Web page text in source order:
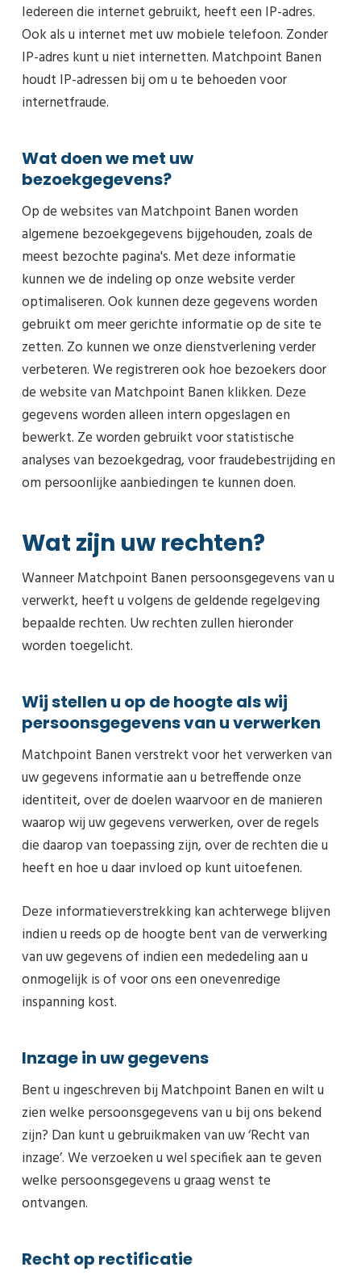
Iedereen die internet gebruikt, heeft een IP-adres.
Ook als u internet met uw mobiele telefoon. Zonder
IP-adres kunt u niet internetten. Matchpoint Banen
houdt IP-adressen bij om u te behoeden voor
internetfraude.
Wat doen we met uw
bezoekgegevens?
Op de websites van Matchpoint Banen worden
algemene bezoekgegevens bijgehouden, zoals de
meest bezochte pagina's. Met deze informatie
kunnen we de indeling op onze website verder
optimaliseren. Ook kunnen deze gegevens worden
gebruikt om meer gerichte informatie op de site te
zetten. Zo kunnen we onze dienstverlening verder
verbeteren. We registreren ook hoe bezoekers door
de website van Matchpoint Banen klikken. Deze
gegevens worden alleen intern opgeslagen en
bewerkt. Ze worden gebruikt voor statistische
analyses van bezoekgedrag, voor fraudebestrijding en
om persoonlijke aanbiedingen te kunnen doen.
Wat zijn uw rechten?
Wanneer Matchpoint Banen persoonsgegevens van u
verwerkt, heeft u volgens de geldende regelgeving
bepaalde rechten. Uw rechten zullen hieronder
worden toegelicht.
Wij stellen u op de hoogte als wij
persoonsgegevens van u verwerken
Matchpoint Banen verstrekt voor het verwerken van
uw gegevens informatie aan u betreffende onze
identiteit, over de doelen waarvoor en de manieren
waarop wij uw gegevens verwerken, over de regels
die daarop van toepassing zijn, over de rechten die u
heeft en hoe u daar invloed op kunt uitoefenen.
Deze informatieverstrekking kan achterwege blijven
indien u reeds op de hoogte bent van de verwerking
van uw gegevens of indien een mededeling aan u
onmogelijk is of voor ons een onevenredige
inspanning kost.
Inzage in uw gegevens
Bent u ingeschreven bij Matchpoint Banen en wilt u
zien welke persoonsgegevens van u bij ons bekend
zijn? Dan kunt u gebruikmaken van uw ‘Recht van
inzage’. We verzoeken u wel specifiek aan te geven
welke persoonsgegevens u graag wenst te
ontvangen.
Recht op rectificatie